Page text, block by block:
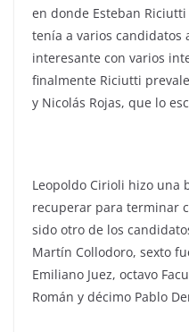
en donde Esteban
tenía a varios candidatos
interesante con varios
finalmente Riciutti
y Nicolás Rojas, que lo
Leopoldo Cirioli hizo una
recuperar para terminar
sido otro de los
Martín Collodoro, sexto
Emiliano Juez, octavo
Román y décimo Pablo